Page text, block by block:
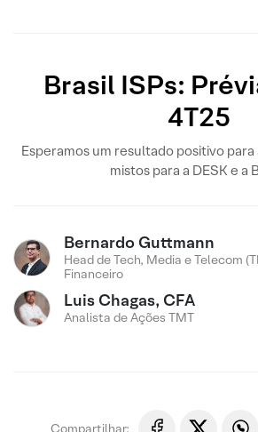
Brasil ISPs:
4T25
Esperamos um resultado positivo para
mistos para a DESK e a
Bernardo Guttmann
Head de Tech, Media e Telecom
Financeiro
Luis Chagas, CFA
Analista de Ações TMT
Compartilhar: